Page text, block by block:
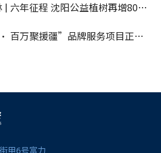
年征程 沈阳公益植树再增800棵
万聚援疆”品牌服务项目正式启动
甲6号富力